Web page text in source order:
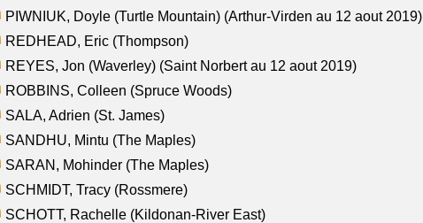
PIWNIUK, Doyle (Turtle Mountain) (Arthur-Virden au 12 aout 2019)
REDHEAD, Eric (Thompson)
REYES, Jon (Waverley) (Saint Norbert au 12 aout 2019)
ROBBINS, Colleen (Spruce Woods)
SALA, Adrien (St. James)
SANDHU, Mintu (The Maples)
SARAN, Mohinder (The Maples)
SCHMIDT, Tracy (Rossmere)
SCHOTT, Rachelle (Kildonan-River East)